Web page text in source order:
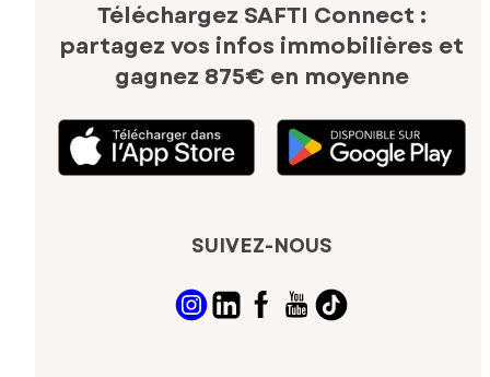
Téléchargez SAFTI Connect :
partagez vos infos immobilières et
gagnez 875€ en moyenne
SUIVEZ-NOUS